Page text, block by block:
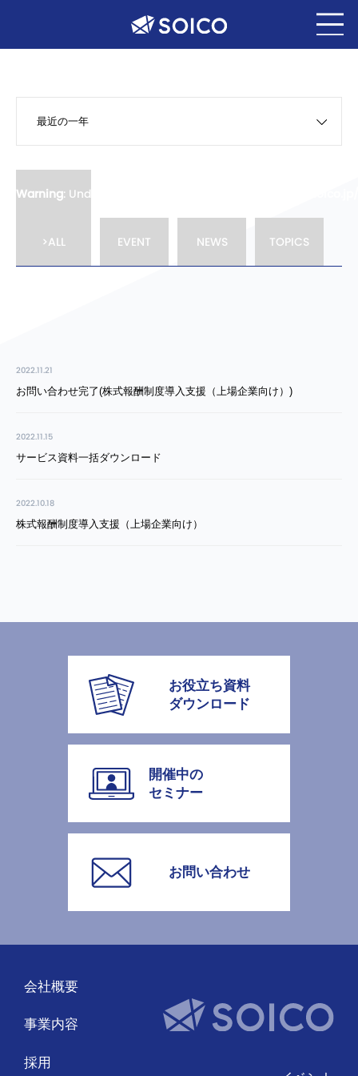
最近の一年
Warning: Undefined variable $class in
>ALL EVENT NEWS TOPICS
2022.11.21
お問い合わせ完了(株式報酬制度導入支援（上場企業向け）)
2022.11.15
サービス資料一括ダウンロード
2022.10.18
株式報酬制度導入支援（上場企業向け）
お役立ち資料
ダウンロード
開催中の
セミナー
お問い合わせ
会社概要
事業内容
採用